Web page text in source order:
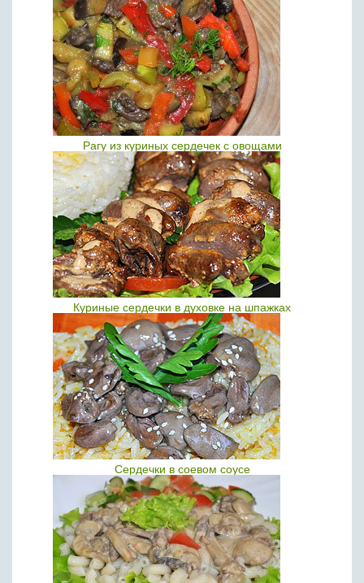
Рагу из куриных сердечек с овощами
Куриные сердечки в духовке на шпажках
Сердечки в соевом соусе